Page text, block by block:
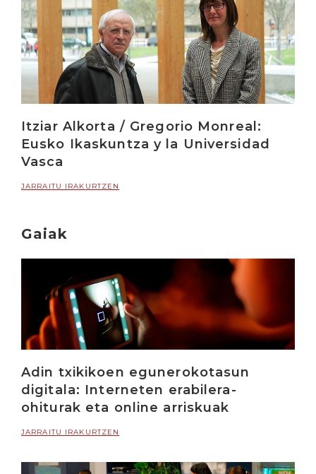
Itziar Alkorta / Gregorio Monreal:
Eusko Ikaskuntza y la Universidad
Vasca
JARRAITU IRAKURTZEN
Gaiak
Adin txikikoen egunerokotasun
digitala: Interneten erabilera-
ohiturak eta online arriskuak
JARRAITU IRAKURTZEN